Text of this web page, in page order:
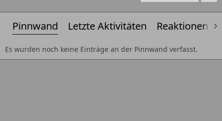
Pinnwand Letzte Aktivitäten Reaktionen
Es wurden noch keine Einträge an der Pinnwand verfasst.